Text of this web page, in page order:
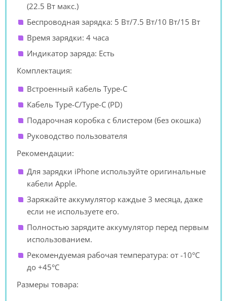
(22.5 Вт макс.)
Беспроводная зарядка: 5 Вт/7.5 Вт/10 Вт/15 Вт
Время зарядки: 4 часа
Индикатор заряда: Есть
Комплектация:
Встроенный кабель Type-C
Кабель Type-C/Type-C (PD)
Подарочная коробка с блистером (без окошка)
Руководство пользователя
Рекомендации:
Для зарядки iPhone используйте оригинальные
кабели Apple.
Заряжайте аккумулятор каждые 3 месяца, даже
если не используете его.
Полностью зарядите аккумулятор перед первым
использованием.
Рекомендуемая рабочая температура: от -10°C
до +45°C
Размеры товара: